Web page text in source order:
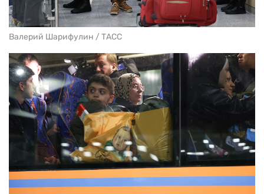
Валерий Шарифулин / ТАСС